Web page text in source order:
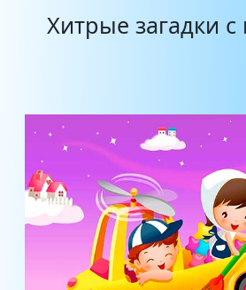
Хитрые загадки